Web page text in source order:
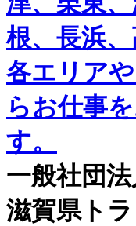
一般社団法
滋賀県ト